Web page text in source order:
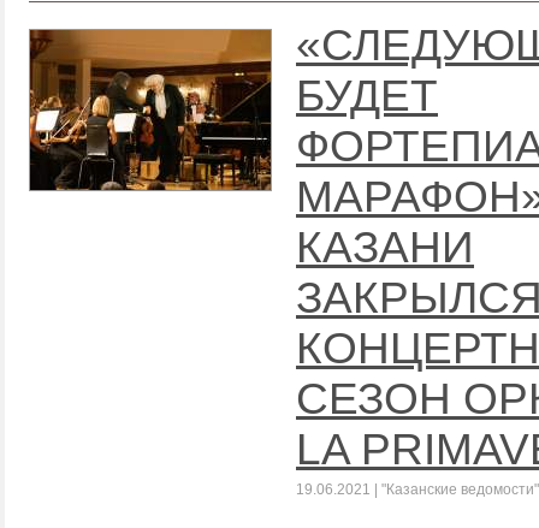
БУДЕТ
КАЗАНИ
СЕЗОН
LA
19.06.2021 | "Казанские ведомости"